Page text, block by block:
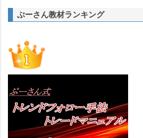
ぷーさん教材ランキング